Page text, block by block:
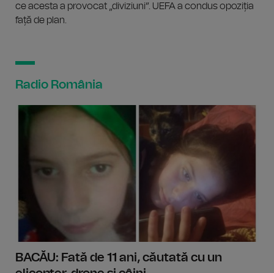
ce acesta a provocat „diviziuni”. UEFA a condus opoziția
față de plan.
Radio România
BACĂU: Fată de 11 ani, căutată cu un